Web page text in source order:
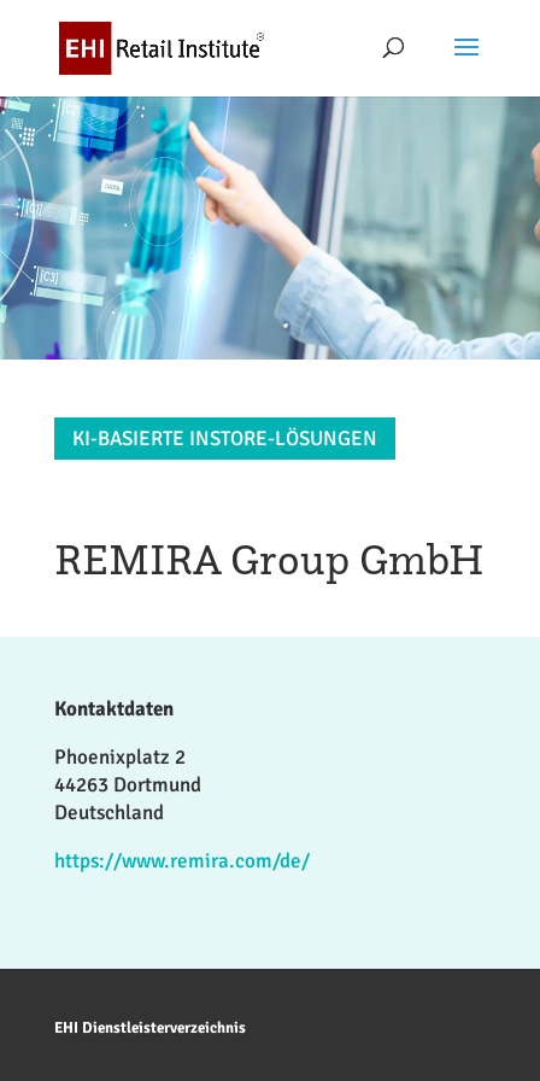
KI-BASIERTE INSTORE-LÖSUNGEN
REMIRA Group GmbH
Kontaktdaten
Phoenixplatz 2
44263 Dortmund
Deutschland
https://www.remira.com/de/
EHI Dienstleisterverzeichnis